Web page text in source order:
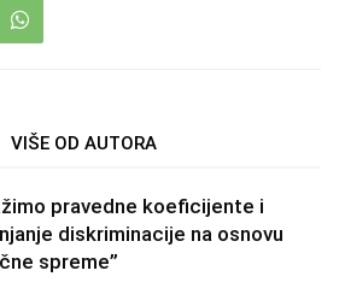
VIŠE OD AUTORA
pravedne koeficijente i
diskriminacije na osnovu
spreme”